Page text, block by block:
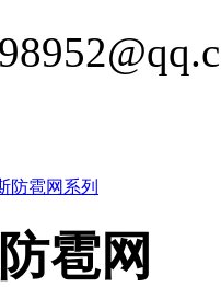
防雹网系列
雹网